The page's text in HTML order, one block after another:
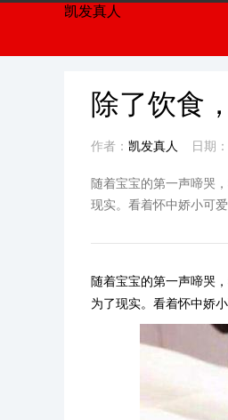
凯发真人
除了饮食
作者： 凯发真人 日期
随着宝宝的第一声啼哭
现实。看着怀中娇小可
随着宝宝的第一声啼哭
为了现实。看着怀中娇